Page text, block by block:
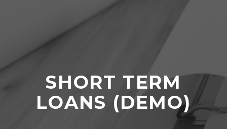
SHORT TERM
LOANS (DEMO)